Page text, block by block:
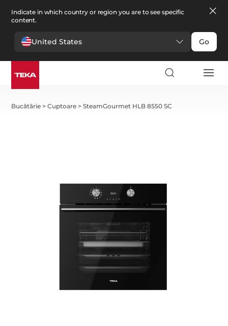
Indicate in which country or region you are to see specific
content.
United States Go
Bucătărie >Cuptoare >SteamGourmet HLB 8550 SC